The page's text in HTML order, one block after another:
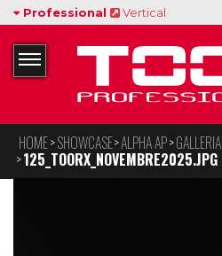
Professional Vertical
HOME SHOWCASE ALPHA AP GALLERIA
125_TOORX_NOVEMBRE2025.JPG